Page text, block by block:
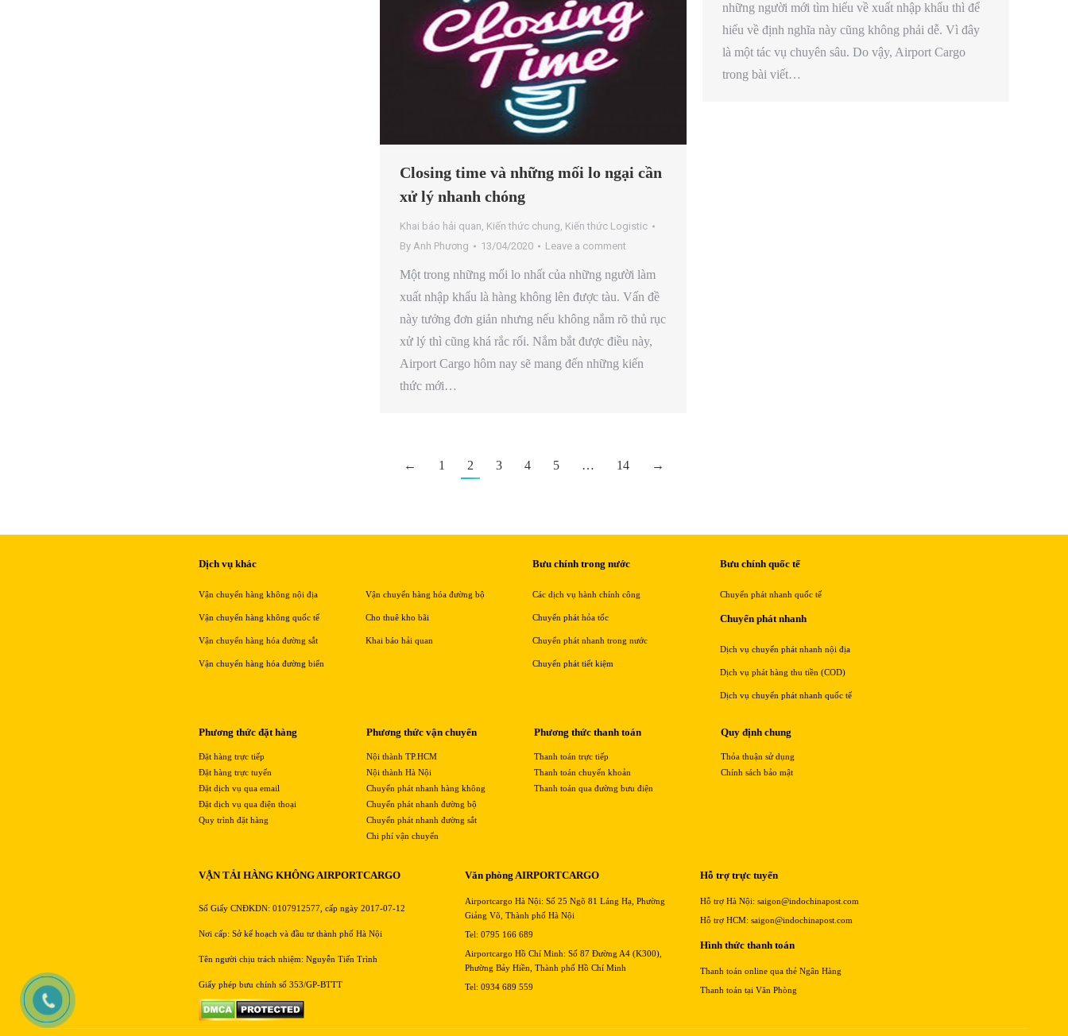
những người mới tìm hiểu về xuất nhập khẩu thì để
hiểu về định nghĩa này cũng không phải dễ. Vì đây
là một tác vụ chuyên sâu. Do vậy, Airport Cargo
trong bài viết…
Closing time và những mối lo ngại cần
xử lý nhanh chóng
Khai báo hải quan, Kiến thức chung, Kiến thức Logistic
By Anh Phương 13/04/2020 Leave a comment
Một trong những mối lo nhất của những người làm
xuất nhập khẩu là hàng không lên được tàu. Vấn đề
này tưởng đơn giản nhưng nếu không nắm rõ thủ rục
xử lý thì cũng khá rắc rối. Nắm bắt được điều này,
Airport Cargo hôm nay sẽ mang đến những kiến
thức mới…
← 1 2 3 4 5 … 14 →
Dịch vụ khác
Vận chuyển hàng không nội địa
Vận chuyển hàng không quốc tế
Vận chuyển hàng hóa đường sắt
Vận chuyển hàng hóa đường biển
Vận chuyển hàng hóa đường bộ
Cho thuê kho bãi
Khai báo hải quan
Bưu chính trong nước
Các dịch vụ hành chính công
Chuyển phát hỏa tốc
Chuyển phát nhanh trong nước
Chuyển phát tiết kiệm
Bưu chính quốc tế
Chuyển phát nhanh quốc tế
Chuyển phát nhanh
Dịch vụ chuyển phát nhanh nội địa
Dịch vụ phát hàng thu tiền (COD)
Dịch vụ chuyển phát nhanh quốc tế
Phương thức đặt hàng
Đặt hàng trực tiếp
Đặt hàng trực tuyến
Đặt dịch vụ qua email
Đặt dịch vụ qua điện thoại
Quy trình đặt hàng
Phương thức vận chuyển
Nội thành TP.HCM
Nội thành Hà Nội
Chuyển phát nhanh hàng không
Chuyển phát nhanh đường bộ
Chuyển phát nhanh đường sắt
Chi phí vận chuyển
Phương thức thanh toán
Thanh toán trực tiếp
Thanh toán chuyển khoản
Thanh toán qua đường bưu điện
Quy định chung
Thỏa thuận sử dụng
Chính sách bảo mật
VẬN TẢI HÀNG KHÔNG AIRPORTCARGO
Số Giấy CNĐKDN: 0107912577, cấp ngày 2017-07-12
Nơi cấp: Sở kế hoạch và đầu tư thành phố Hà Nội
Tên người chịu trách nhiệm: Nguyễn Tiến Trình
Giấy phép bưu chính số 353/GP-BTTT
Văn phòng AIRPORTCARGO
Airportcargo Hà Nội: Số 25 Ngõ 81 Láng Hạ, Phường
Giảng Võ, Thành phố Hà Nội
Tel: 0795 166 689
Airportcargo Hồ Chí Minh: Số 87 Đường A4 (K300),
Phường Bảy Hiền, Thành phố Hồ Chí Minh
Tel: 0934 689 559
Hỗ trợ trực tuyến
Hỗ trợ Hà Nội: saigon@indochinapost.com
Hỗ trợ HCM: saigon@indochinapost.com
Hình thức thanh toán
Thanh toán online qua thẻ Ngân Hàng
Thanh toán tại Văn Phòng